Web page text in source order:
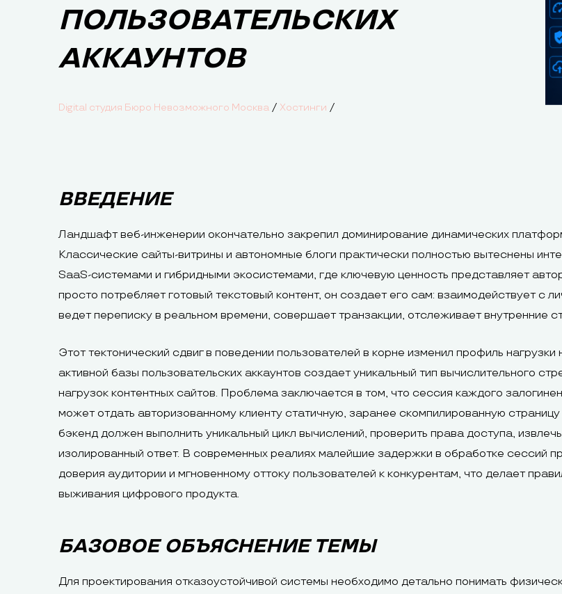
ПОЛЬЗОВАТЕЛЬСКИХ
АККАУНТОВ
Digital студия Бюро Невозможного Москва / Хостинги /
ВВЕДЕНИЕ
Ландшафт веб-инженерии окончательно закрепил доминирование динамических
Классические сайты-витрины и автономные блоги практически полностью вытеснены
SaaS-системами и гибридными экосистемами, где ключевую ценность представляет
просто потребляет готовый текстовый контент, он создает его сам: взаимодействует с
ведет переписку в реальном времени, совершает транзакции, отслеживает внутренние
Этот тектонический сдвиг в поведении пользователей в корне изменил профиль
активной базы пользовательских аккаунтов создает уникальный тип вычислительного
нагрузок контентных сайтов. Проблема заключается в том, что сессия каждого
может отдать авторизованному клиенту статичную, заранее скомпилированную
бэкенд должен выполнить уникальный цикл вычислений, проверить права доступа,
изолированный ответ. В современных реалиях малейшие задержки в обработке сессий
доверия аудитории и мгновенному оттоку пользователей к конкурентам, что делает
выживания цифрового продукта.
БАЗОВОЕ ОБЪЯСНЕНИЕ ТЕМЫ
Для проектирования отказоустойчивой системы необходимо детально понимать